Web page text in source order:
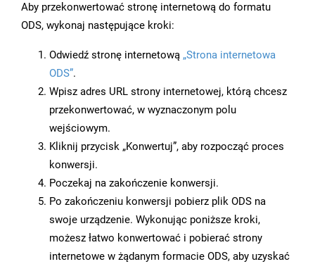
Aby przekonwertować stronę internetową do formatu
ODS, wykonaj następujące kroki:
Odwiedź stronę internetową „Strona internetowa
ODS”.
Wpisz adres URL strony internetowej, którą chcesz
przekonwertować, w wyznaczonym polu
wejściowym.
Kliknij przycisk „Konwertuj”, aby rozpocząć proces
konwersji.
Poczekaj na zakończenie konwersji.
Po zakończeniu konwersji pobierz plik ODS na
swoje urządzenie. Wykonując poniższe kroki,
możesz łatwo konwertować i pobierać strony
internetowe w żądanym formacie ODS, aby uzyskać